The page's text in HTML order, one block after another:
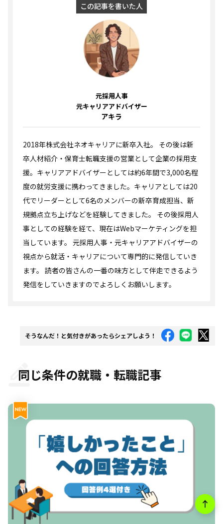
この記事を書いた人
元採用人事
元キャリアアドバイザー
アキラ
2018年株式会社ネオキャリアに新卒入社。 その後は新
卒人材紹介・保育士転職支援の営業として企業の採用支
援。キャリアアドバイザーとしては約6年間で3,000名程
度の就労支援に携わってきました。キャリアとしては20
代でリーダーとして6名のメンバーの新卒育成担当、新
規拠点立ち上げなどを経験してきました。 その後採用人
事としての経験を経て、現在はWebマーケティングを担
当しています。 元採用人事・元キャリアアドバイザーの
視点から就活・キャリアについて専門的に発信していき
ます。 読者の皆さんの一番の味方として伴走できるよう
発信をしていきますのでよろしくお願いします。
そうなんだ！と気付きがあったらシェアしよう！
同じ条件の就職・転職記事